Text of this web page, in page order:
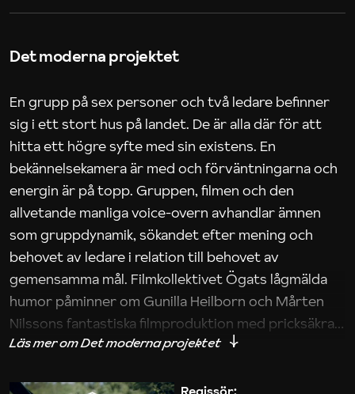
Det moderna projektet
En grupp på sex personer och två ledare befinner
sig i ett stort hus på landet. De är alla där för att
hitta ett högre syfte med sin existens. En
bekännelsekamera är med och förväntningarna och
energin är på topp. Gruppen, filmen och den
allvetande manliga voice-overn avhandlar ämnen
som gruppdynamik, sökandet efter mening och
behovet av ledare i relation till behovet av
gemensamma mål. Filmkollektivet Ögats lågmälda
humor påminner om Gunilla Heilborn och Mårten
Nilssons fantastiska filmproduktion med pricksäkra
iakttagelser om hur svårt det kan vara att omsätta